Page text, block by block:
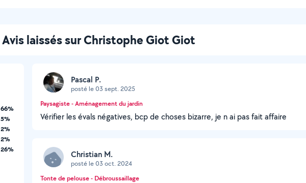
Avis laissés sur Christophe Giot Giot
66%
5%
2%
2%
26%
Pascal P.
posté le 03 sept. 2025
Paysagiste - Aménagement du jardin
Vérifier les évals négatives, bcp de choses bizarre, je n ai pas fait affaire
Christian M.
posté le 03 oct. 2024
Tonte de pelouse - Débroussaillage